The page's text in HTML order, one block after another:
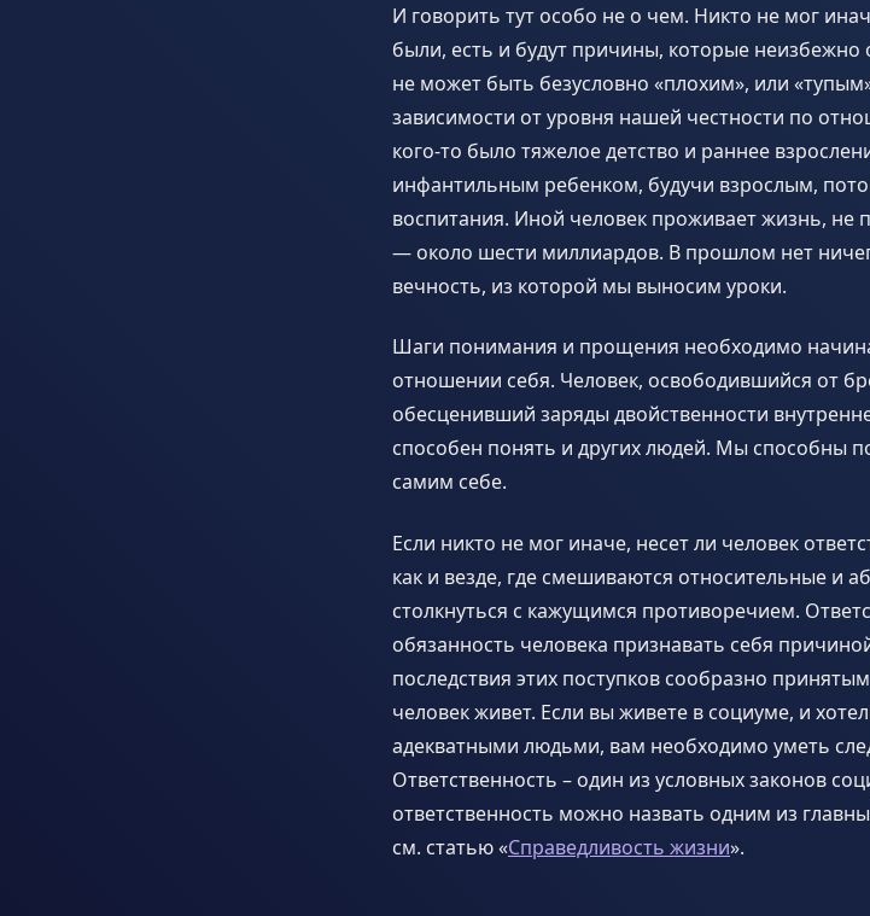
И говорить тут особо не о чем. Никто не мог
были, есть и будут причины, которые неизбежно
не может быть безусловно «плохим», или
зависимости от уровня нашей честности по
кого-то было тяжелое детство и раннее
инфантильным ребенком, будучи взрослым,
воспитания. Иной человек проживает жизнь, не
— около шести миллиардов. В прошлом нет
вечность, из которой мы выносим уроки.
Шаги понимания и прощения необходимо
отношении себя. Человек, освободившийся от
обесценивший заряды двойственности
способен понять и других людей. Мы способны
самим себе.
Если никто не мог иначе, несет ли человек
как и везде, где смешиваются относительные и
столкнуться с кажущимся противоречием.
обязанность человека признавать себя
последствия этих поступков сообразно
человек живет. Если вы живете в социуме, и
адекватными людьми, вам необходимо уметь
Ответственность – один из условных законов
ответственность можно назвать одним из
см. статью «Справедливость жизни».